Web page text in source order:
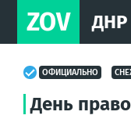
ZOV ДНР
ОФИЦИАЛЬНО
День